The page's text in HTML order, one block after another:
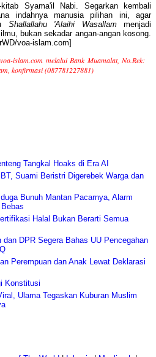
Syama'il Nabi. Segarkan kembali
indahnya manusia pilihan ini, agar
Shallallahu 'Alaihi Wasallammenjadi
bukan sekadar angan-angan kosong.
voa-islam.com]
islam.com melalui Bank Muamalat, No.Rek:
konfirmasi (087781227881)
Tangkal Hoaks di Era AI
Suami Beristri Digerebek Warga dan
Bunuh Mantan Pacarnya, Alarm
Halal Bukan Berarti Semua
DPR Segera Bahas UU Pencegahan
Perempuan dan Anak Lewat Deklarasi
Konstitusi
Ulama Tegaskan Kuburan Muslim